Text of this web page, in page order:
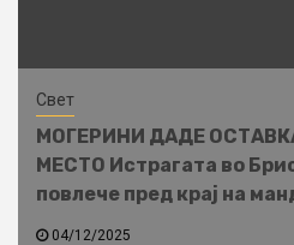
Свет
МОГЕРИНИ ДАДЕ
МЕСТО Истрагата во
повлече пред крај на
04/12/2025